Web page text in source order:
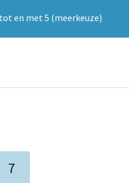
en met 5 (meerkeuze)
7